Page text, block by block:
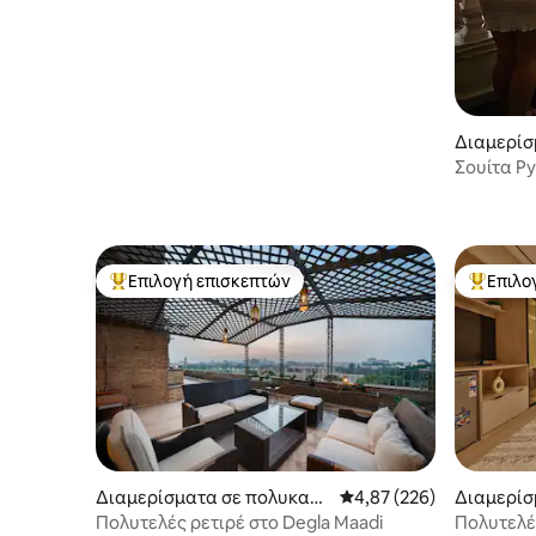
οικία
Σουίτα
Κορυφαία επιλογή επισκεπτών
Επιλογή επισκεπτών
Διαμερίσματα σε πολυκατο
ικία στην πόλη Μααδίν
Μέση βαθμολογία: 4,87
4,87 (226)
Πολυτελές ρετιρέ στο Degla Maadi
κία στην